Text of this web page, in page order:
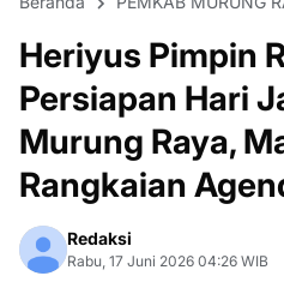
Heriyus Pimpin
Persiapan Hari
Murung Raya,
Rangkaian
Redaksi
Rabu, 17 Juni 2026 04:26 WIB